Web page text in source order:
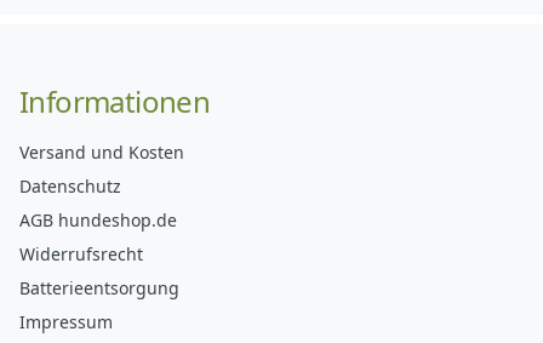
Informationen
Versand und Kosten
Datenschutz
AGB hundeshop.de
Widerrufsrecht
Batterieentsorgung
Impressum